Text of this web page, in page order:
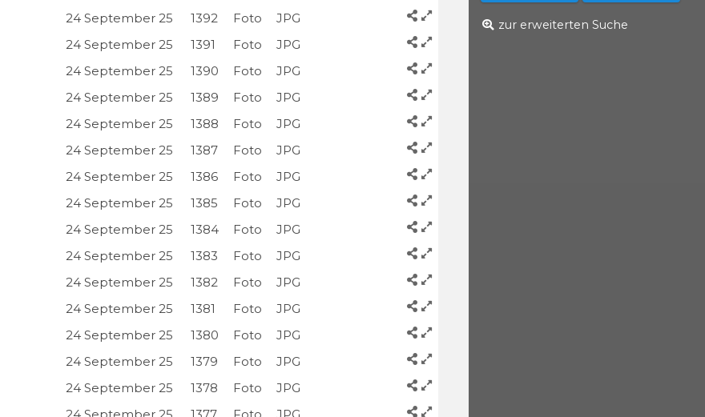
zur erweiterten Suche
24 September 25 1392 Foto
JPG
24 September 25 1391 Foto
JPG
24 September 25 1390 Foto
JPG
24 September 25 1389 Foto
JPG
24 September 25 1388 Foto
JPG
24 September 25 1387 Foto
JPG
24 September 25 1386 Foto
JPG
24 September 25 1385 Foto
JPG
24 September 25 1384 Foto
JPG
24 September 25 1383 Foto
JPG
24 September 25 1382 Foto
JPG
24 September 25 1381 Foto
JPG
24 September 25 1380 Foto
JPG
24 September 25 1379 Foto
JPG
24 September 25 1378 Foto
JPG